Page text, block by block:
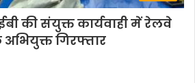
की संयुक्त कार्यवाही में रेलवे
गिरफ्तार